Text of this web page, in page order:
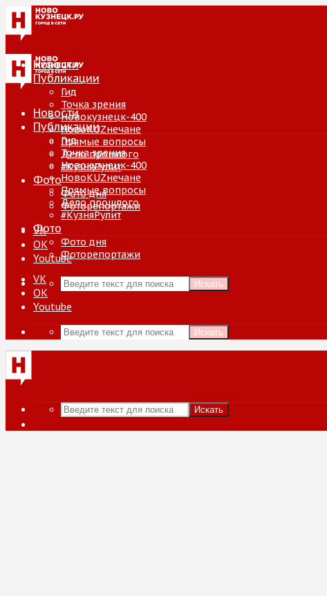
Новости
Публикации
Гид
Точка зрения
Новокузнецк-400
НовоKUZнечане
Прямые вопросы
Дело прошлого
#КузняРулит
Фото
Фото дня
Фоторепортажи
VK
ОК
Youtube
Искать
Новости
Публикации
Гид
Точка зрения
Новокузнецк-400
НовоKUZнечане
Прямые вопросы
Дело прошлого
#КузняРулит
Фото
Фото дня
Фоторепортажи
VK
ОК
Youtube
Искать
Искать